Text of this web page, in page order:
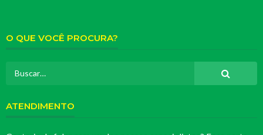
O QUE VOCÊ PROCURA?
ATENDIMENTO